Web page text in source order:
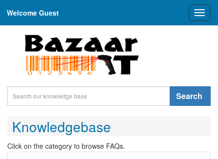
Welcome Guest
Search
Knowledgebase
Click on the category to browse FAQs.